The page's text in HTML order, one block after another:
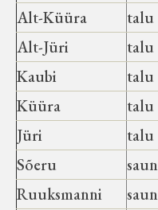
Alt-Küüra
talu
Alt-Jüri
talu
Kaubi
talu
Küüra
talu
Jüri
talu
Sõeru
saun
Ruuksmanni
saun